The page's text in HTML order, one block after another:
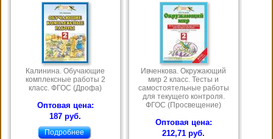
Калинина. Обучающие
комплексные работы 2
класс. ФГОС (Дрофа)
Оптовая цена:
187 руб.
Подробнее
Ивченкова. Окружающий
мир 2 класс. Тесты и
самостоятельные работы
для текущего контроля.
ФГОС (Просвещение)
Оптовая цена:
212,71 руб.